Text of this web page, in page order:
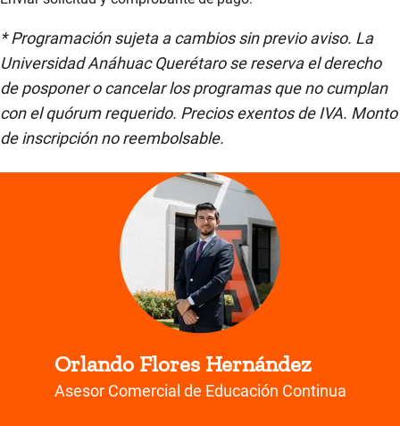
Presentación ante panel evaluador (Demo
Day)
* Programación sujeta a cambios sin previo aviso. La
Universidad Anáhuac Querétaro se reserva el derecho
de posponer o cancelar los programas que no cumplan
con el quórum requerido. Precios exentos de IVA. Monto
de inscripción no reembolsable.
Orlando Flores Hernández
Asesor Comercial de Educación Continua